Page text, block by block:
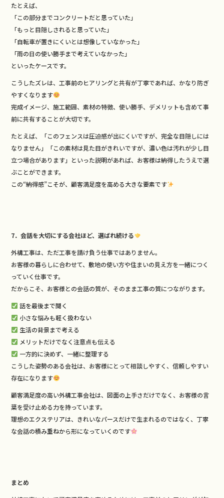
たとえば、
「この部分までコンクリートだと思っていた」
「もっと目隠しされると思っていた」
「自転車が置きにくいとは想像していなかった」
「雨の日の使い勝手まで考えていなかった」
といったケースです。
こうしたズレは、工事前のヒアリングと共有が丁寧であれば、かなり防ぎ
やすくなります
完成イメージ、施工範囲、素材の特徴、使い勝手、デメリットも含めて事
前に共有することが大切です。
たとえば、「このフェンスは圧迫感が出にくいですが、完全な目隠しには
なりません」「この素材は見た目がきれいですが、濃い色は汚れが少し目
立つ場合があります」といった説明があれば、お客様は納得したうえで選
ぶことができます。
この“納得感”こそが、顧客満足度を高める大きな要素です
7．会話を大切にする会社ほど、選ばれ続ける
外構工事は、ただ工事を請け負う仕事ではありません。
お客様の暮らしに合わせて、敷地の使い方や住まいの見え方を一緒につく
っていく仕事です。
だからこそ、お客様との会話の質が、そのまま工事の質につながります。
話を最後まで聞く
小さな悩みも軽く扱わない
生活の背景まで考える
メリットだけでなく注意点も伝える
一方的に決めず、一緒に整理する
こうした姿勢のある会社は、お客様にとって相談しやすく、信頼しやすい
存在になります
顧客満足度の高い外構工事会社は、図面の上手さだけでなく、お客様の言
葉を受け止める力を持っています。
理想のエクステリアは、きれいなパースだけで生まれるのではなく、丁寧
な会話の積み重ねから形になっていくのです
まとめ